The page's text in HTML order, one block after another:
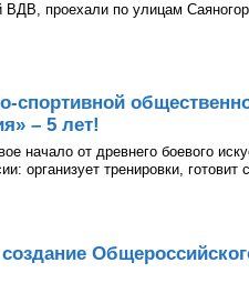
проехали по улицам
спортивной
– 5 лет!
начало от древнего боевого
организует тренировки,